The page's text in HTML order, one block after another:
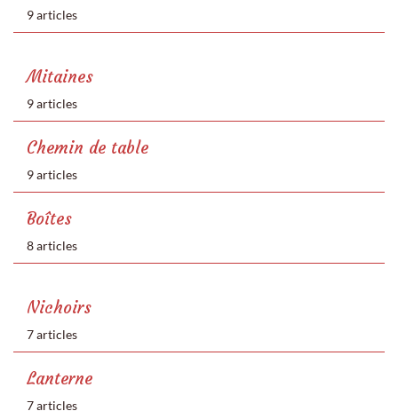
9 articles
Mitaines
9 articles
Chemin de table
9 articles
Boîtes
8 articles
Nichoirs
7 articles
Lanterne
7 articles